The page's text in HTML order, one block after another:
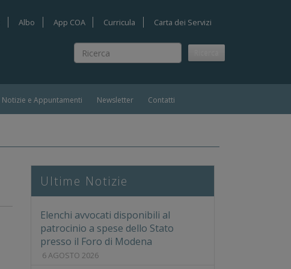
Ricerca
Albo App COA Curricula Carta dei Servizi
Notizie e Appuntamenti Newsletter Contatti
Ultime Notizie
Elenchi avvocati disponibili al
patrocinio a spese dello Stato
presso il Foro di Modena
6 AGOSTO 2026